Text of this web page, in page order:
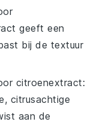
geeft een
bij de textuur
citroenextract:
citrusachtige
aan de